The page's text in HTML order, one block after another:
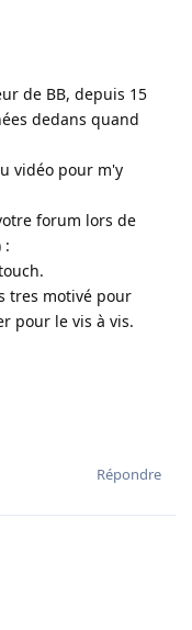
de BB, depuis 15
dedans quand
vidéo pour m'y
forum lors de
:
tres motivé pour
pour le vis à vis.
Répondre